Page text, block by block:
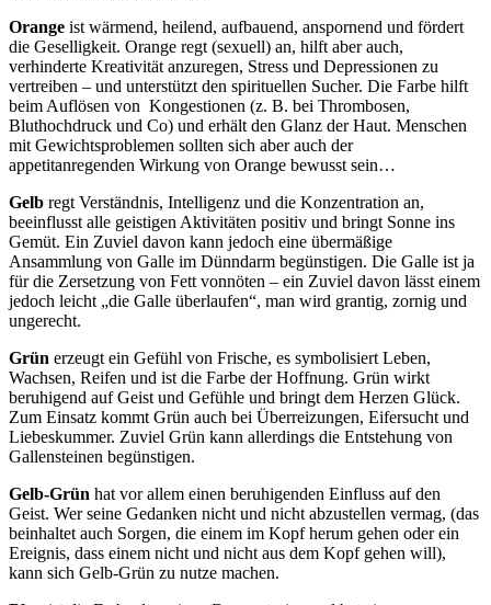
Orange ist wärmend, heilend, aufbauend, anspornend und fördert
die Geselligkeit. Orange regt (sexuell) an, hilft aber auch,
verhinderte Kreativität anzuregen, Stress und Depressionen zu
vertreiben – und unterstützt den spirituellen Sucher. Die Farbe hilft
beim Auflösen von Kongestionen (z. B. bei Thrombosen,
Bluthochdruck und Co) und erhält den Glanz der Haut. Menschen
mit Gewichtsproblemen sollten sich aber auch der
appetitanregenden Wirkung von Orange bewusst sein…
Gelb regt Verständnis, Intelligenz und die Konzentration an,
beeinflusst alle geistigen Aktivitäten positiv und bringt Sonne ins
Gemüt. Ein Zuviel davon kann jedoch eine übermäßige
Ansammlung von Galle im Dünndarm begünstigen. Die Galle ist ja
für die Zersetzung von Fett vonnöten – ein Zuviel davon lässt einem
jedoch leicht „die Galle überlaufen“, man wird grantig, zornig und
ungerecht.
Grün erzeugt ein Gefühl von Frische, es symbolisiert Leben,
Wachsen, Reifen und ist die Farbe der Hoffnung. Grün wirkt
beruhigend auf Geist und Gefühle und bringt dem Herzen Glück.
Zum Einsatz kommt Grün auch bei Überreizungen, Eifersucht und
Liebeskummer. Zuviel Grün kann allerdings die Entstehung von
Gallensteinen begünstigen.
Gelb-Grün hat vor allem einen beruhigenden Einfluss auf den
Geist. Wer seine Gedanken nicht und nicht abzustellen vermag, (das
beinhaltet auch Sorgen, die einem im Kopf herum gehen oder ein
Ereignis, dass einem nicht und nicht aus dem Kopf gehen will),
kann sich Gelb-Grün zu nutze machen.